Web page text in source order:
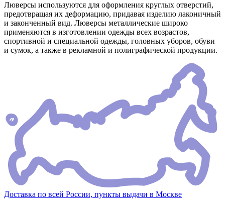
Люверсы используются для оформления круглых отверстий,
предотвращая их деформацию, придавая изделию лаконичный
и законченный вид. Люверсы металлические широко
применяются в изготовлении одежды всех возрастов,
спортивной и специальной одежды, головных уборов, обуви
и сумок, а также в рекламной и полиграфической продукции.
Доставка по всей России, пункты выдачи в Москве